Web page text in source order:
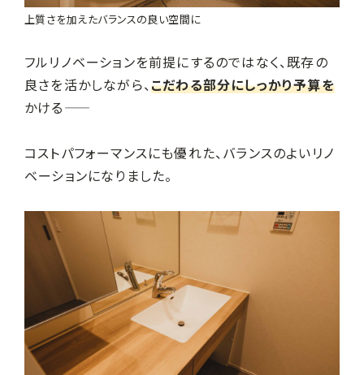
上質さを加えたバランスの良い空間に
フルリノベーションを前提にするのではなく、既存の
良さを活かしながら、こだわる部分にしっかり予算を
かける――
コストパフォーマンスにも優れた、バランスのよいリノ
ベーションになりました。